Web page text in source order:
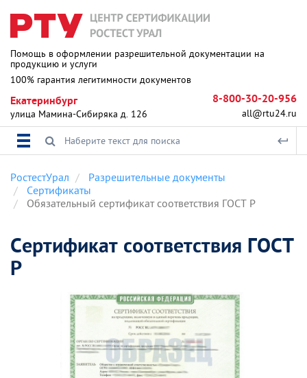
Помощь в оформлении разрешительной документации на
продукцию и услуги
100% гарантия легитимности документов
Екатеринбург
улица Мамина-Сибиряка д. 126
8-800-30-20-956
all@rtu24.ru
РостестУрал
Разрешительные документы
Сертификаты
Обязательный сертификат соответствия ГОСТ Р
Сертификат соответствия ГОСТ
Р